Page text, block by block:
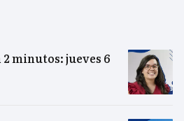
minutos: jueves 6